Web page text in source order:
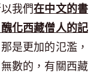
我們在中文的書
化西藏僧人的記
是更加的氾濫，
數的，有關西藏